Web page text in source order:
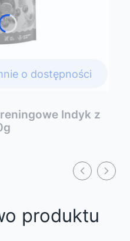
o dostępności
Indyk z
produktu